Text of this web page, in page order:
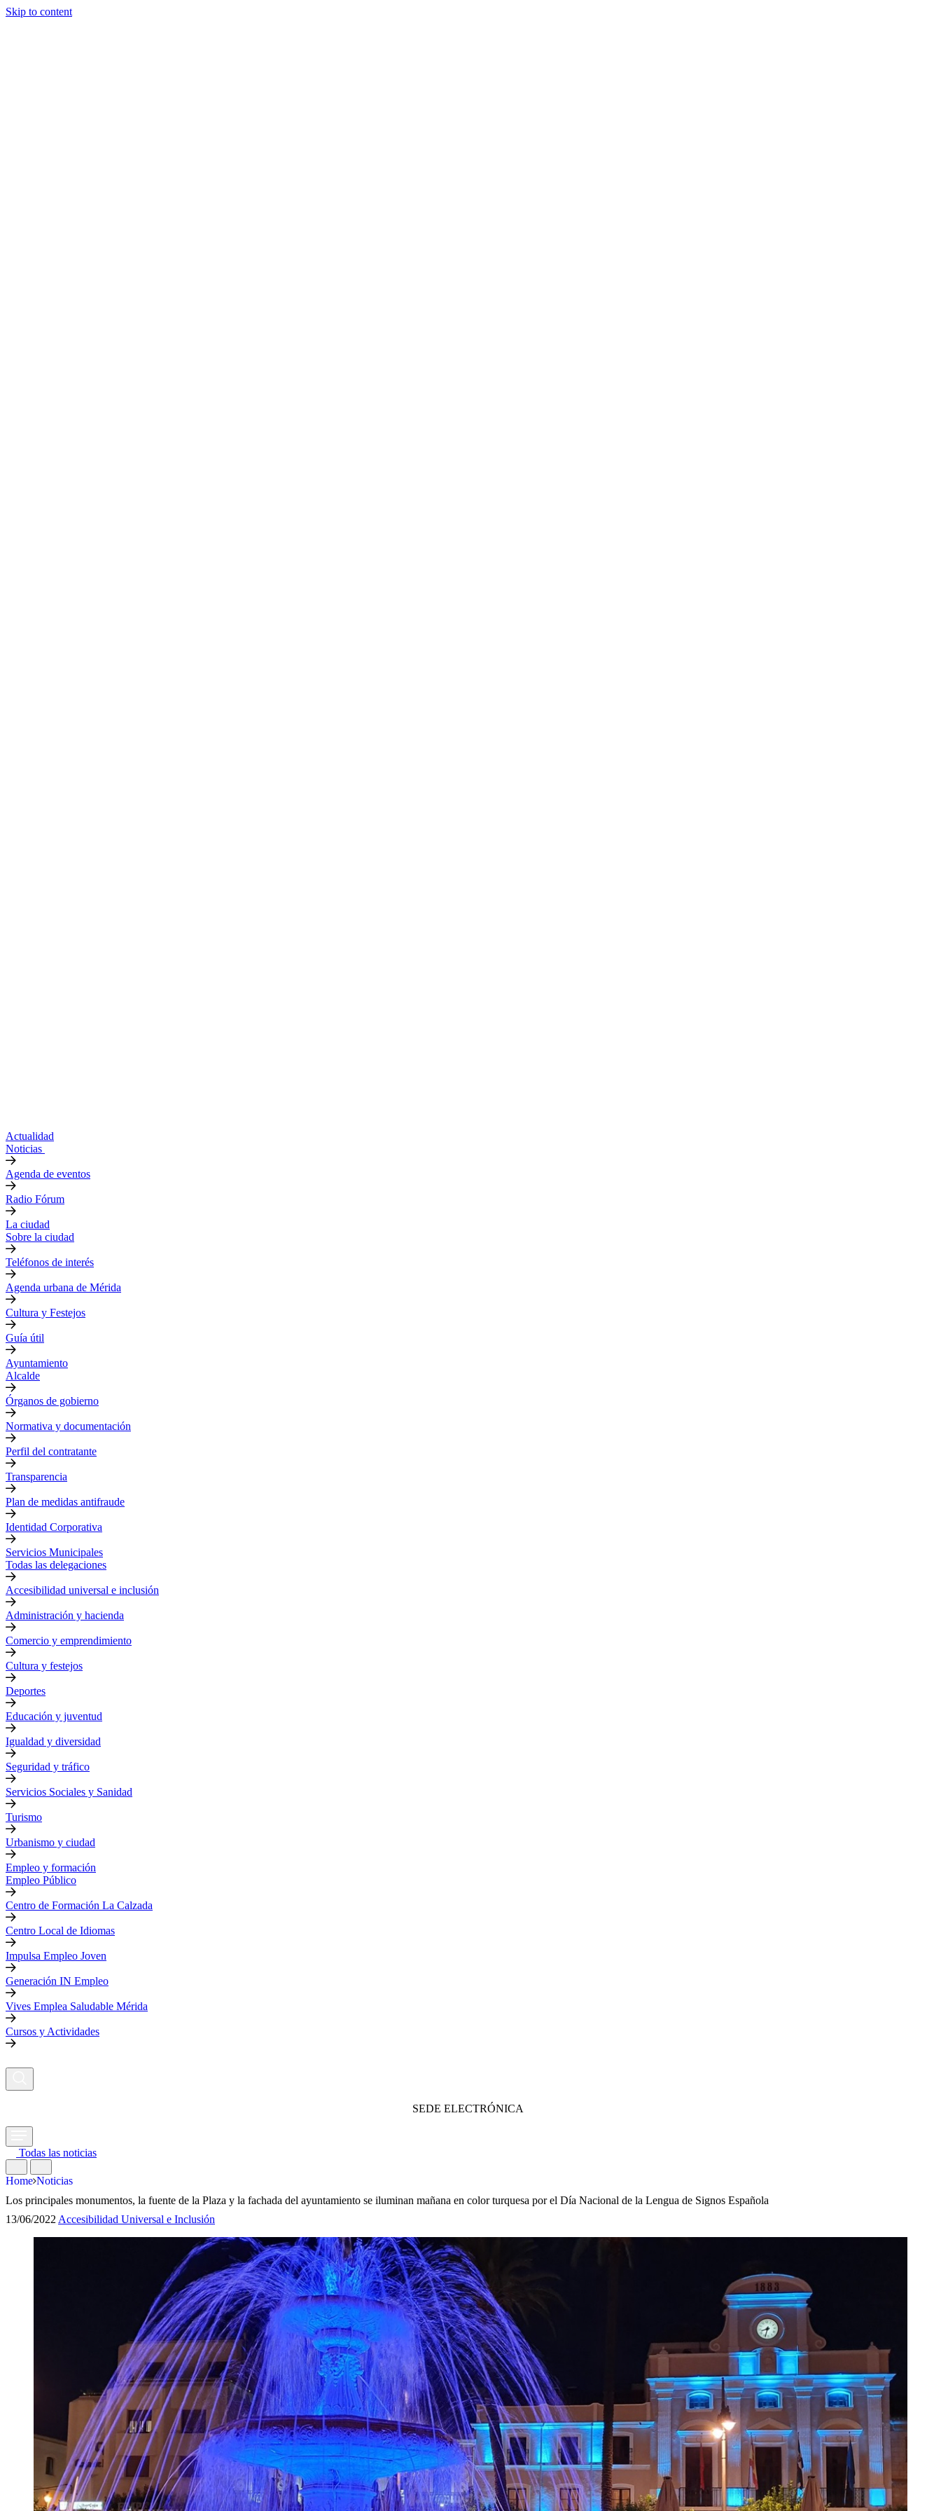
Skip to content
Actualidad
Noticias
Agenda de eventos
Radio Fórum
La ciudad
Sobre la ciudad
Teléfonos de interés
Agenda urbana de Mérida
Cultura y Festejos
Guía útil
Ayuntamiento
Alcalde
Órganos de gobierno
Normativa y documentación
Perfil del contratante
Transparencia
Plan de medidas antifraude
Identidad Corporativa
Servicios Municipales
Todas las delegaciones
Accesibilidad universal e inclusión
Administración y hacienda
Comercio y emprendimiento
Cultura y festejos
Deportes
Educación y juventud
Igualdad y diversidad
Seguridad y tráfico
Servicios Sociales y Sanidad
Turismo
Urbanismo y ciudad
Empleo y formación
Empleo Público
Centro de Formación La Calzada
Centro Local de Idiomas
Impulsa Empleo Joven
Generación IN Empleo
Vives Emplea Saludable Mérida
Cursos y Actividades
SEDE ELECTRÓNICA
Todas las noticias
Home Noticias
Los principales monumentos, la fuente de la Plaza y la fachada del ayuntamiento se iluminan mañana en color turquesa por el Día Nacional de la Lengua de Signos Española
13/06/2022Accesibilidad Universal e Inclusión